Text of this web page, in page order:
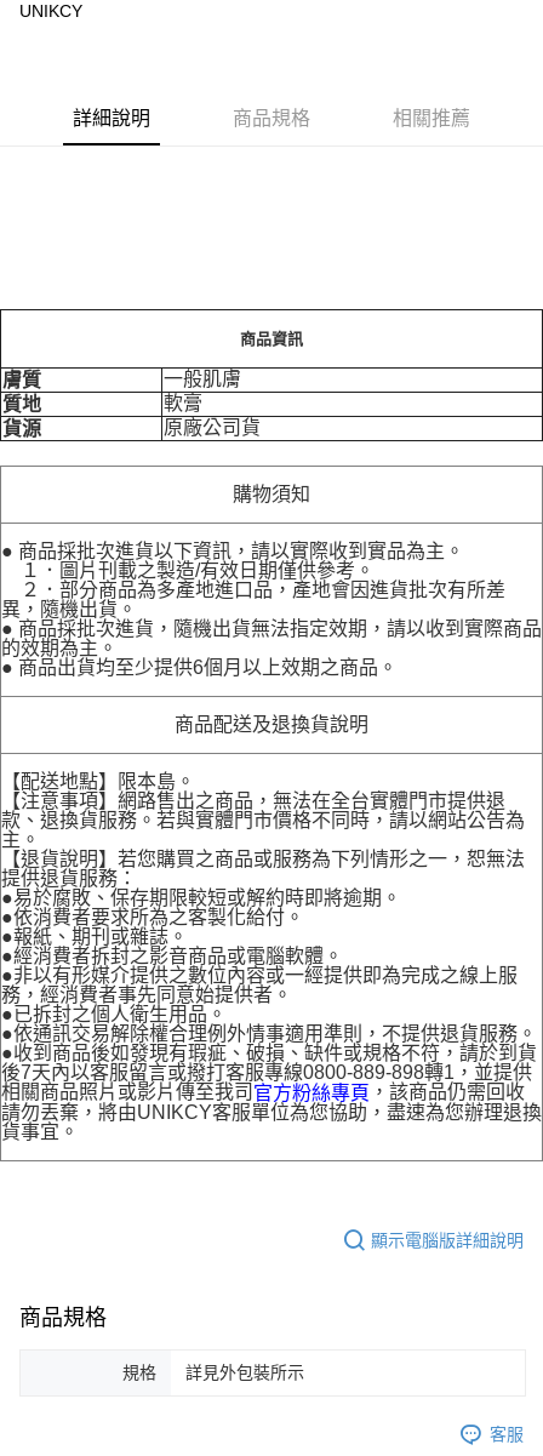
7-11取貨付款［需3-5個工作天不含預購商品］
每筆NT$100，滿NT$799(含以上)免運費
UNIKCY
詳細說明 商品規格 相關推薦
商品資訊
膚質
一般肌膚
質地
軟膏
貨源
原廠公司貨
購物須知
● 商品採批次進貨以下資訊，請以實際收到實品為主。
１．圖片刊載之製造/有效日期僅供參考。
２．部分商品為多產地進口品，產地會因進貨批次有所差
異，隨機出貨。
● 商品採批次進貨，隨機出貨無法指定效期，請以收到實際商品
的效期為主。
● 商品出貨均至少提供6個月以上效期之商品。
商品配送及退換貨說明
【配送地點】限本島。
【注意事項】網路售出之商品，無法在全台實體門市提供退
款、退換貨服務。若與實體門市價格不同時，請以網站公告為
主。
【退貨說明】若您購買之商品或服務為下列情形之一，恕無法
提供退貨服務：
●易於腐敗、保存期限較短或解約時即將逾期。
●依消費者要求所為之客製化給付。
●報紙、期刊或雜誌。
●經消費者拆封之影音商品或電腦軟體。
●非以有形媒介提供之數位內容或一經提供即為完成之線上服
務，經消費者事先同意始提供者。
●已拆封之個人衛生用品。
●依通訊交易解除權合理例外情事適用準則，不提供退貨服務。
●收到商品後如發現有瑕疵、破損、缺件或規格不符，請於到貨
後7天內以客服留言或撥打客服專線0800-889-898轉1，並提供
相關商品照片或影片傳至我司 官方粉絲專頁 ，該商品仍需回收
請勿丟棄，將由UNIKCY客服單位為您協助，盡速為您辦理退換
貨事宜。
顯示電腦版詳細說明
商品規格
規格 詳見外包裝所示
客服